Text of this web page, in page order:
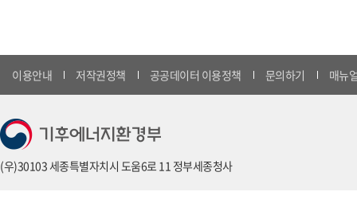
이용안내 저작권정책 공공데이터 이용정책 문의하기 매뉴
(우)30103 세종특별자치시 도움6로 11 정부세종청사